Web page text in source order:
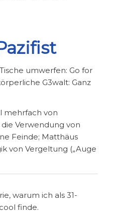
umwerfen: Go for
G3walt: Ganz
mehrfach von
Verwendung von
Feinde; Matthäus
von Vergeltung („Auge
warum ich als 31-
finde.